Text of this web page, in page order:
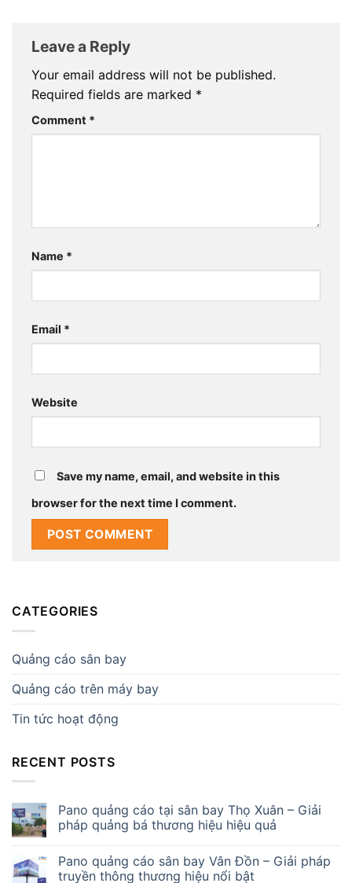
Leave a Reply
Your email address will not be published.
Required fields are marked *
Comment *
Name *
Email *
Website
Save my name, email, and website in this
browser for the next time I comment.
CATEGORIES
Quảng cáo sân bay
Quảng cáo trên máy bay
Tin tức hoạt động
RECENT POSTS
Pano quảng cáo tại sân bay Thọ Xuân – Giải
pháp quảng bá thương hiệu hiệu quả
Pano quảng cáo sân bay Vân Đồn – Giải pháp
truyền thông thương hiệu nổi bật